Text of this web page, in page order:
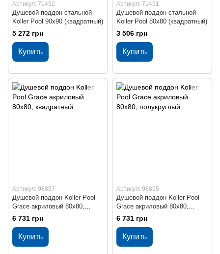
Артикул: 71492
Душевой поддон стальной
Koller Pool 90х90 (квадратный)
5 272 грн
Купить
Артикул: 71491
Душевой поддон стальной
Koller Pool 80х80 (квадратный)
3 506 грн
Купить
Артикул: 98897
Душевой поддон Koller Pool
Grace акриловый 80x80,
квадратный
6 731 грн
Купить
Артикул: 98895
Душевой поддон Koller Pool
Grace акриловый 80x80,
полукруглый
6 731 грн
Купить